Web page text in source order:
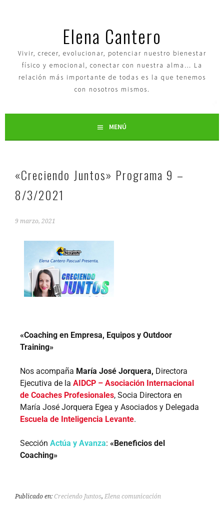
Elena Cantero
Vivir, crecer, evolucionar, potenciar nuestro bienestar
físico y emocional, conectar con nuestra alma… La
relación más importante de todas es la que tenemos
con nosotros mismos.
MENÚ
«Creciendo Juntos» Programa 9 –
8/3/2021
9 marzo, 2021
«Coaching en Empresa, Equipos y Outdoor
Training»
Nos acompaña María José Jorquera, Directora
Ejecutiva de laAIDCP – Asociación Internacional
de Coaches Profesionales, Socia Directora en
María José Jorquera Egea y Asociados y Delegada
Escuela de Inteligencia Levante.
SecciónActúa y Avanza:«Beneficios del
Coaching»
Publicado en:Creciendo Juntos,Elena comunicación